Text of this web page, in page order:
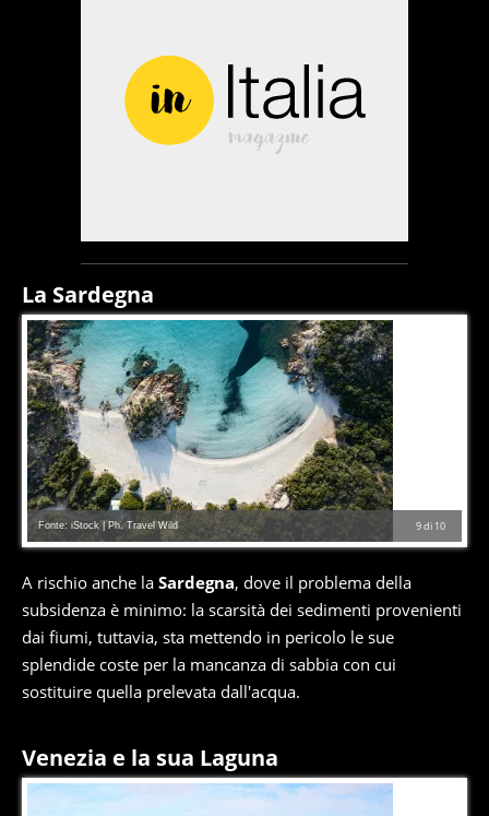
La Sardegna
9di 10
Fonte: iStock | Ph. Travel Wild
A rischio anche la Sardegna, dove il problema della
subsidenza è minimo: la scarsità dei sedimenti provenienti
dai fiumi, tuttavia, sta mettendo in pericolo le sue
splendide coste per la mancanza di sabbia con cui
sostituire quella prelevata dall'acqua.
Venezia e la sua Laguna